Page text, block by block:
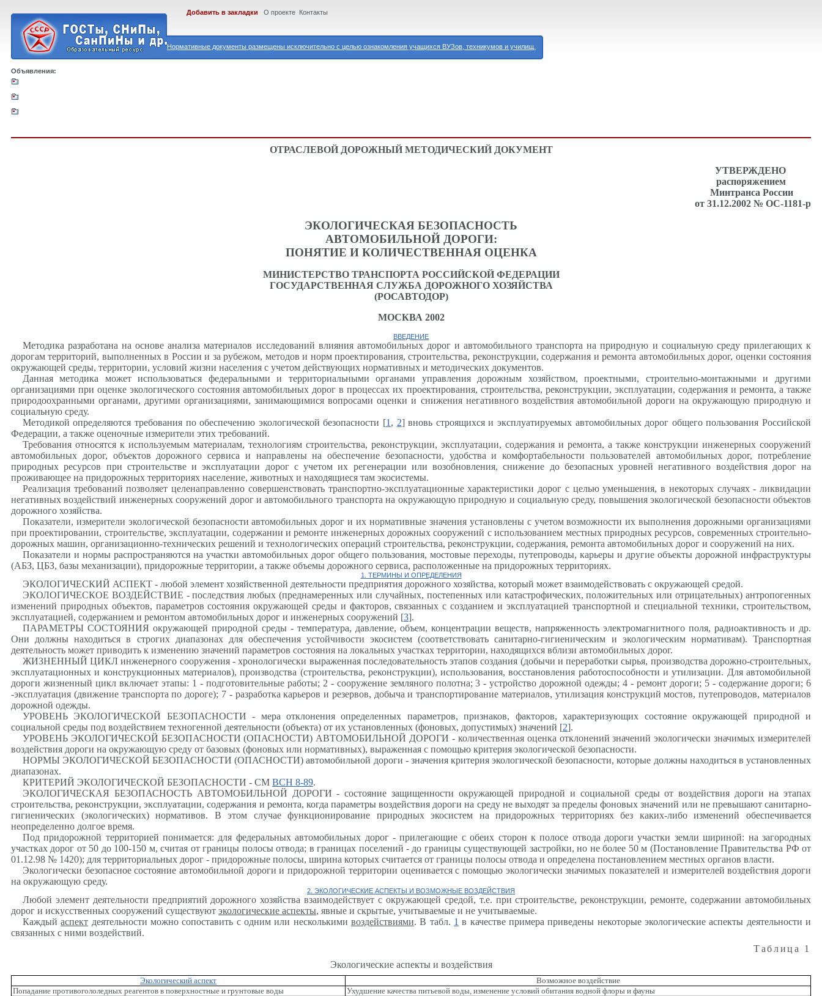
Нормативные документы размещены исключительно с целью ознакомления учащихся ВУЗов, техникумов и училищ.
Добавить в закладки О проекте Контакты
Объявления:
ОТРАСЛЕВОЙ ДОРОЖНЫЙ МЕТОДИЧЕСКИЙ ДОКУМЕНТ
УТВЕРЖДЕНО
распоряжением
Минтранса России
от 31.12.2002 № ОС-1181-р
ЭКОЛОГИЧЕСКАЯ БЕЗОПАСНОСТЬ
АВТОМОБИЛЬНОЙ ДОРОГИ:
ПОНЯТИЕ И КОЛИЧЕСТВЕННАЯ ОЦЕНКА
МИНИСТЕРСТВО ТРАНСПОРТА РОССИЙСКОЙ ФЕДЕРАЦИИ
ГОСУДАРСТВЕННАЯ СЛУЖБА ДОРОЖНОГО ХОЗЯЙСТВА
(РОСАВТОДОР)
МОСКВА 2002
ВВЕДЕНИЕ
Методика разработана на основе анализа материалов исследований влияния автомобильных дорог и автомобильного транспорта на природную и социальную среду прилегающих к
дорогам территорий, выполненных в России и за рубежом, методов и норм проектирования, строительства, реконструкции, содержания и ремонта автомобильных дорог, оценки состояния
окружающей среды, территории, условий жизни населения с учетом действующих нормативных и методических документов.
Данная методика может использоваться федеральными и территориальными органами управления дорожным хозяйством, проектными, строительно-монтажными и другими
организациями при оценке экологического состояния автомобильных дорог в процессах их проектирования, строительства, реконструкции, эксплуатации, содержания и ремонта, а также
природоохранными органами, другими организациями, занимающимися вопросами оценки и снижения негативного воздействия автомобильной дороги на окружающую природную и
социальную среду.
Методикой определяются требования по обеспечению экологической безопасности [1 , 2] вновь строящихся и эксплуатируемых автомобильных дорог общего пользования Российской
Федерации, а также оценочные измерители этих требований.
Требования относятся к используемым материалам, технологиям строительства, реконструкции, эксплуатации, содержания и ремонта, а также конструкции инженерных сооружений
автомобильных дорог, объектов дорожного сервиса и направлены на обеспечение безопасности, удобства и комфортабельности пользователей автомобильных дорог, потребление
природных ресурсов при строительстве и эксплуатации дорог с учетом их регенерации или возобновления, снижение до безопасных уровней негативного воздействия дорог на
проживающее на придорожных территориях население, животных и находящиеся там экосистемы.
Реализация требований позволяет целенаправленно совершенствовать транспортно-эксплуатационные характеристики дорог с целью уменьшения, в некоторых случаях - ликвидации
негативных воздействий инженерных сооружений дорог и автомобильного транспорта на окружающую природную и социальную среду, повышения экологической безопасности объектов
дорожного хозяйства.
Показатели, измерители экологической безопасности автомобильных дорог и их нормативные значения установлены с учетом возможности их выполнения дорожными организациями
при проектировании, строительстве, эксплуатации, содержании и ремонте инженерных дорожных сооружений с использованием местных природных ресурсов, современных строительно-
дорожных машин, организационно-технических решений и технологических операций строительства, реконструкции, содержания, ремонта автомобильных дорог и сооружений на них.
Показатели и нормы распространяются на участки автомобильных дорог общего пользования, мостовые переходы, путепроводы, карьеры и другие объекты дорожной инфраструктуры
(АБЗ, ЦБЗ, базы механизации), придорожные территории, а также объемы дорожного сервиса, расположенные на придорожных территориях.
1 . ТЕРМИНЫ И ОПРЕДЕЛЕНИЯ
ЭКОЛОГИЧЕСКИЙ АСПЕКТ - любой элемент хозяйственной деятельности предприятия дорожного хозяйства, который может взаимодействовать с окружающей средой.
ЭКОЛОГИЧЕСКОЕ ВОЗДЕЙСТВИЕ - последствия любых (преднамеренных или случайных, постепенных или катастрофических, положительных или отрицательных) антропогенных
изменений природных объектов, параметров состояния окружающей среды и факторов, связанных с созданием и эксплуатацией транспортной и специальной техники, строительством,
эксплуатацией, содержанием и ремонтом автомобильных дорог и инженерных сооружений [3].
ПАРАМЕТРЫ СОСТОЯНИЯ окружающей природной среды - температура, давление, объем, концентрации веществ, напряженность электромагнитного поля, радиоактивность и др.
Они должны находиться в строгих диапазонах для обеспечения устойчивости экосистем (соответствовать санитарно-гигиеническим и экологическим нормативам). Транспортная
деятельность может приводить к изменению значений параметров состояния на локальных участках территории, находящихся вблизи автомобильных дорог.
ЖИЗНЕННЫЙ ЦИКЛ инженерного сооружения - хронологически выраженная последовательность этапов создания (добычи и переработки сырья, производства дорожно-строительных,
эксплуатационных и конструкционных материалов), производства (строительства, реконструкции), использования, восстановления работоспособности и утилизации. Для автомобильной
дороги жизненный цикл включает этапы: 1 - подготовительные работы; 2 - сооружение земляного полотна; 3 - устройство дорожной одежды; 4 - ремонт дороги; 5 - содержание дороги; 6
-эксплуатация (движение транспорта по дороге); 7 - разработка карьеров и резервов, добыча и транспортирование материалов, утилизация конструкций мостов, путепроводов, материалов
дорожной одежды.
УРОВЕНЬ ЭКОЛОГИЧЕСКОЙ БЕЗОПАСНОСТИ - мера отклонения определенных параметров, признаков, факторов, характеризующих состояние окружающей природной и
социальной среды под воздействием техногенной деятельности (объекта) от их установленных (фоновых, допустимых) значений [2].
УРОВЕНЬ ЭКОЛОГИЧЕСКОЙ БЕЗОПАСНОСТИ (ОПАСНОСТИ) АВТОМОБИЛЬНОЙ ДОРОГИ - количественная оценка отклонений значений экологически значимых измерителей
воздействия дороги на окружающую среду от базовых (фоновых или нормативных), выраженная с помощью критерия экологической безопасности.
НОРМЫ ЭКОЛОГИЧЕСКОЙ БЕЗОПАСНОСТИ (ОПАСНОСТИ) автомобильной дороги - значения критерия экологической безопасности, которые должны находиться в установленных
диапазонах.
КРИТЕРИЙ ЭКОЛОГИЧЕСКОЙ БЕЗОПАСНОСТИ - СМ ВСН 8-89.
ЭКОЛОГИЧЕСКАЯ БЕЗОПАСНОСТЬ АВТОМОБИЛЬНОЙ ДОРОГИ - состояние защищенности окружающей природной и социальной среды от воздействия дороги на этапах
строительства, реконструкции, эксплуатации, содержания и ремонта, когда параметры воздействия дороги на среду не выходят за пределы фоновых значений или не превышают санитарно-
гигиенических (экологических) нормативов. В этом случае функционирование природных экосистем на придорожных территориях без каких-либо изменений обеспечивается
неопределенно долгое время.
Под придорожной территорией понимается: для федеральных автомобильных дорог - прилегающие с обеих сторон к полосе отвода дороги участки земли шириной: на загородных
участках дорог от 50 до 100-150 м, считая от границы полосы отвода; в границах поселений - до границы существующей застройки, но не более 50 м (Постановление Правительства РФ от
01.12.98 № 1420); для территориальных дорог - придорожные полосы, ширина которых считается от границы полосы отвода и определена постановлением местных органов власти.
Экологически безопасное состояние автомобильной дороги и придорожной территории оценивается с помощью экологически значимых показателей и измерителей воздействия дороги
на окружающую среду.
2 . ЭКОЛОГИЧЕСКИЕ АСПЕКТЫ И ВОЗМОЖНЫЕ ВОЗДЕЙСТВИЯ
Любой элемент деятельности предприятий дорожного хозяйства взаимодействует с окружающей средой, т.е. при строительстве, реконструкции, ремонте, содержании автомобильных
дорог и искусственных сооружений существуют экологические аспекты, явные и скрытые, учитываемые и не учитываемые.
Каждыйаспект деятельности можно сопоставить с одним или несколькими воздействиями. В табл. 1 в качестве примера приведены некоторые экологические аспекты деятельности и
связанных с ними воздействий.
Таблица 1
Экологические аспекты и воздействия
Экологический аспект
Возможное воздействие
Попадание противогололедных реагентов в поверхностные и грунтовые воды
Ухудшение качества питьевой воды, изменение условий обитания водной флоры и фауны